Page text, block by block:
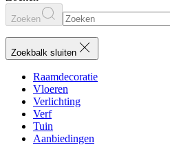
Zoeken
Zoekbalk sluiten
Raamdecoratie
Vloeren
Verlichting
Verf
Tuin
Aanbiedingen